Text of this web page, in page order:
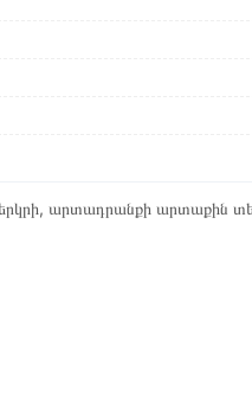
արտադրանքի արտաքին